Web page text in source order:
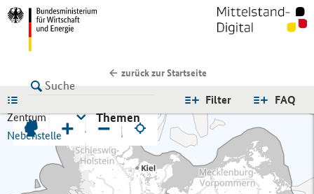
zurück zur Startseite
FAQ
Filter
Zentrum
Nebenstelle
Themen
+ −